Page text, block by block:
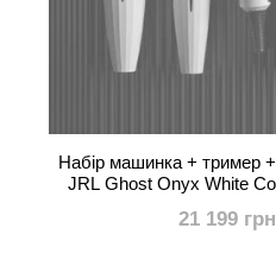
Набір машинка + тример
JRL Ghost Onyx White
21 199 грн